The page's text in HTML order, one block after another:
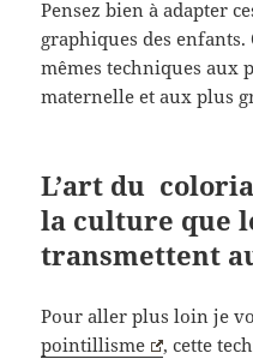
Pensez bien à adapter
graphiques des enfants.
mêmes techniques aux
maternelle et aux plus
L’art du
la culture que
transmettent
Pour aller plus loin je
pointillisme
, cette